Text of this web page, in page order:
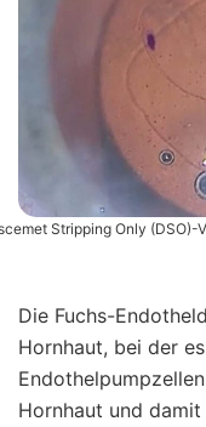
Stripping Only (DSO)-
Die Fuchs-
Hornhaut, bei der
Hornhaut und